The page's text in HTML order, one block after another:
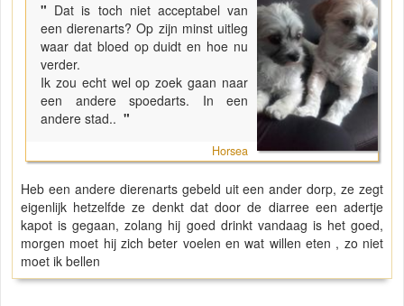
" Dat is toch niet acceptabel van
een dierenarts? Op zijn minst uitleg
waar dat bloed op duidt en hoe nu
verder.
Ik zou echt wel op zoek gaan naar
een andere spoedarts. In een
andere stad.. "
Horsea
Heb een andere dierenarts gebeld uit een ander dorp, ze zegt
eigenlijk hetzelfde ze denkt dat door de diarree een adertje
kapot is gegaan, zolang hij goed drinkt vandaag is het goed,
morgen moet hij zich beter voelen en wat willen eten , zo niet
moet ik bellen